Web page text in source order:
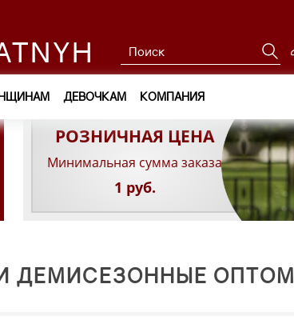
ДЕВОЧКАМ КОМПАНИЯ
РОЗНИЧНАЯ ЦЕНА
Минимальная сумма заказа
1 руб.
ДЕМИСЕЗОННЫЕ ОПТОМ